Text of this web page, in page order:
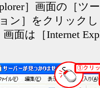
］画面の［ツ
ン］をクリック
画面は［Internet